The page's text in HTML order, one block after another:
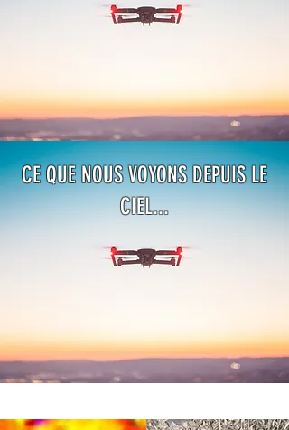
CE QUE NOUS VOYONS DEPUIS LE
CIEL...